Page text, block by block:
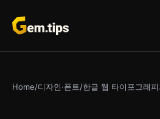
문
로
뛰
Home/디자인·폰트/한글 웹 타이포그래